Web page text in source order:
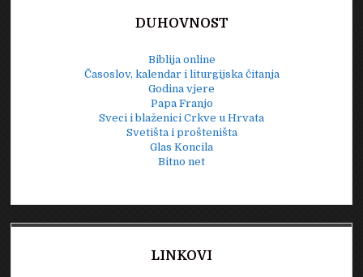
DUHOVNOST
Biblija online
Časoslov, kalendar i liturgijska čitanja
Godina vjere
Papa Franjo
Sveci i blaženici Crkve u Hrvata
Svetišta i prošteništa
Glas Koncila
Bitno net
LINKOVI